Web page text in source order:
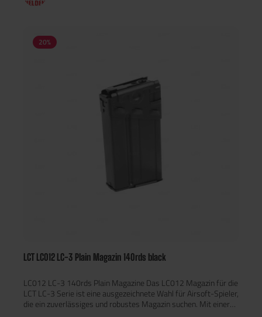
20%
LCT LC012 LC-3 Plain Magazin 140rds black
LC012 LC-3 140rds Plain Magazine Das LC012 Magazin für die
LCT LC-3 Serie ist eine ausgezeichnete Wahl für Airsoft-Spieler,
die ein zuverlässiges und robustes Magazin suchen. Mit einer